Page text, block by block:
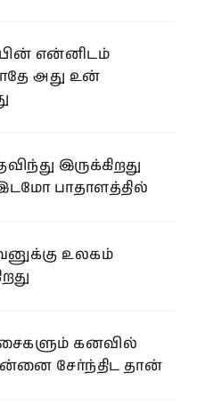
என்னிடம்
அது உன்
இருக்கிறது
பாதாளத்தில்
உலகம்
கனவில்
சேர்ந்திட தான்